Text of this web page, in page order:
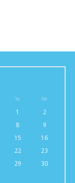
So Ne
1
2
8
9
15
16
22
23
29
30